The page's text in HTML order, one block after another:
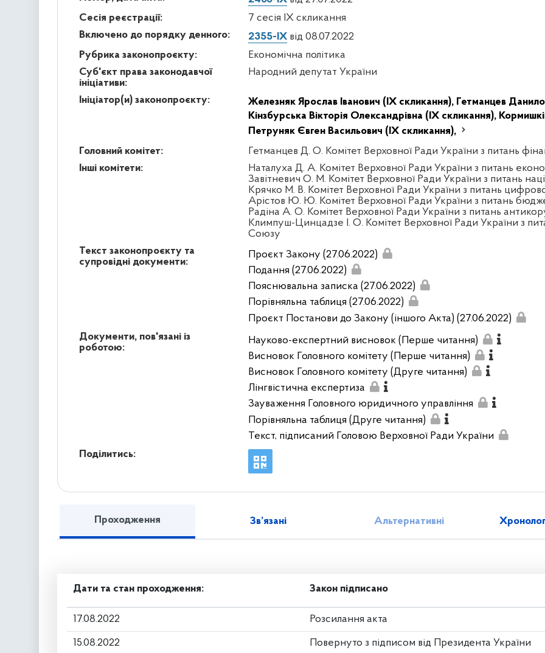
Сесія реєстрації:
7 сесія IX скликання
Включено до порядку денного:
2355-IX від 08.07.2022
Рубрика законопроєкту:
Економічна політика
Суб'єкт права законодавчої
ініціативи:
Народний депутат України
Ініціатор(и) законопроєкту: Железняк Ярослав Іванович (IX скликання), Гетманцев
Кінзбурська Вікторія Олександрівна (IX скликання),
Петруняк Євген Васильович (IX скликання),
Головний комітет:
Гетманцев Д. О. Комітет Верховної Ради України з питань
Інші комітети:
Наталуха Д. А. Комітет Верховної Ради України з питань
Завітневич О. М. Комітет Верховної Ради України з питань
Крячко М. В. Комітет Верховної Ради України з питань
Арістов Ю. Ю. Комітет Верховної Ради України з питань
Радіна А. О. Комітет Верховної Ради України з питань
Климпуш-Цинцадзе І. О. Комітет Верховної Ради України з
Союзу
Текст законопроєкту та
супровідні документи:
Проєкт Закону (27.06.2022)
Подання (27.06.2022)
Пояснювальна записка (27.06.2022)
Порівняльна таблиця (27.06.2022)
Проєкт Постанови до Закону (іншого Акта) (27.06.2022)
Документи, пов'язані із
роботою:
Науково-експертний висновок (Перше читання)
Висновок Головного комітету (Перше читання)
Висновок Головного комітету (Друге читання)
Лінгвістична експертиза
Зауваження Головного юридичного управління
Порівняльна таблиця (Друге читання)
Текст, підписаний Головою Верховної Ради України
Поділитись:
Проходження Зв’язані Альтернативні
Дати та стан проходження: Закон підписано
17.08.2022 Розсилання акта
15.08.2022 Повернуто з підписом від Президента України